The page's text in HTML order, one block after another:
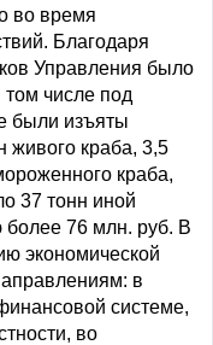
во время
Благодаря
Управления было
числе под
были изъяты
живого краба, 3,5
краба,
37 тонн иной
76 млн. руб. В
экономической
в
системе,
во